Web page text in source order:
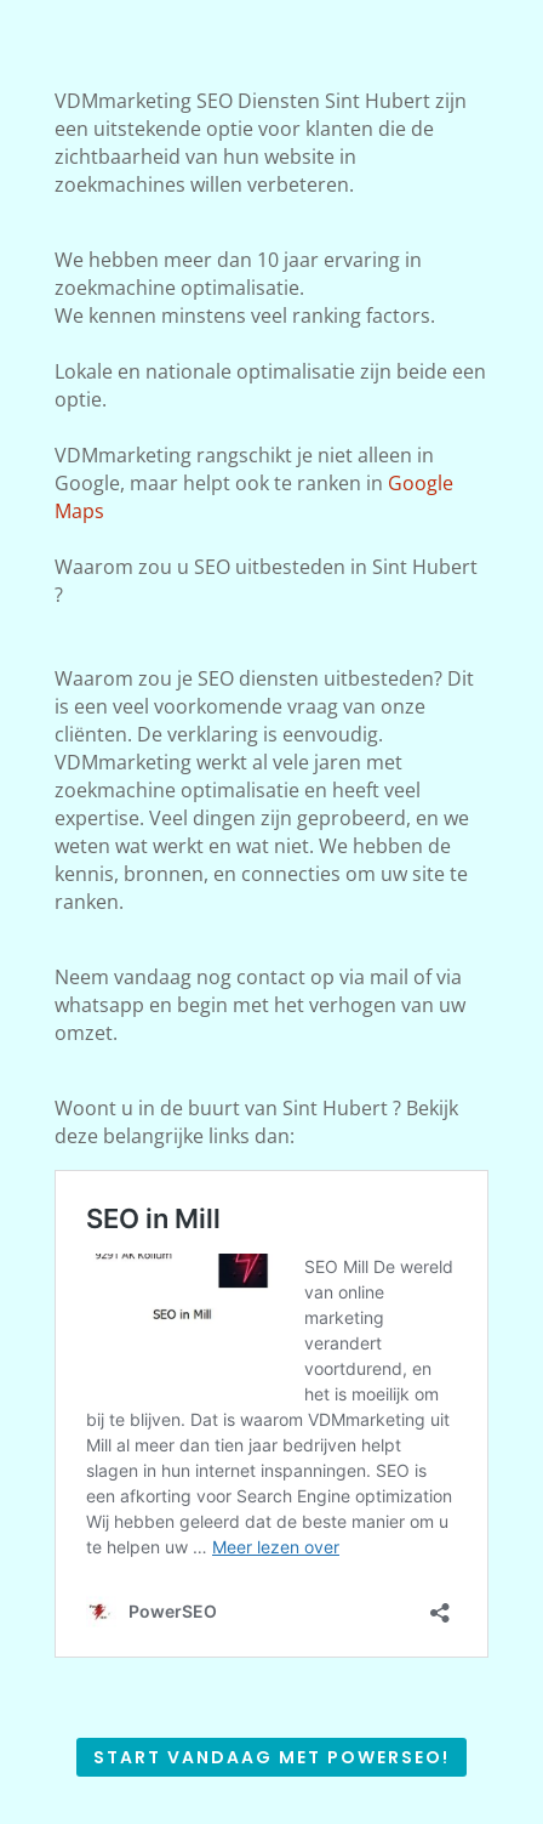
VDMmarketing SEO Diensten Sint Hubert zijn
een uitstekende optie voor klanten die de
zichtbaarheid van hun website in
zoekmachines willen verbeteren.
We hebben meer dan 10 jaar ervaring in
zoekmachine optimalisatie.
We kennen minstens veel ranking factors.
Lokale en nationale optimalisatie zijn beide een
optie.
VDMmarketing rangschikt je niet alleen in
Google, maar helpt ook te ranken in Google
Maps
Waarom zou u SEO uitbesteden in Sint Hubert
?
Waarom zou je SEO diensten uitbesteden? Dit
is een veel voorkomende vraag van onze
cliënten. De verklaring is eenvoudig.
VDMmarketing werkt al vele jaren met
zoekmachine optimalisatie en heeft veel
expertise. Veel dingen zijn geprobeerd, en we
weten wat werkt en wat niet. We hebben de
kennis, bronnen, en connecties om uw site te
ranken.
Neem vandaag nog contact op via mail of via
whatsapp en begin met het verhogen van uw
omzet.
Woont u in de buurt van Sint Hubert ? Bekijk
deze belangrijke links dan:
START VANDAAG MET POWERSEO!